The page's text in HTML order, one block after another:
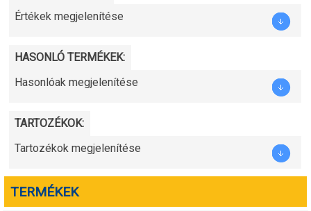
Értékek megjelenítése
HASONLÓ TERMÉKEK:
Hasonlóak megjelenítése
TARTOZÉKOK:
Tartozékok megjelenítése
TERMÉKEK